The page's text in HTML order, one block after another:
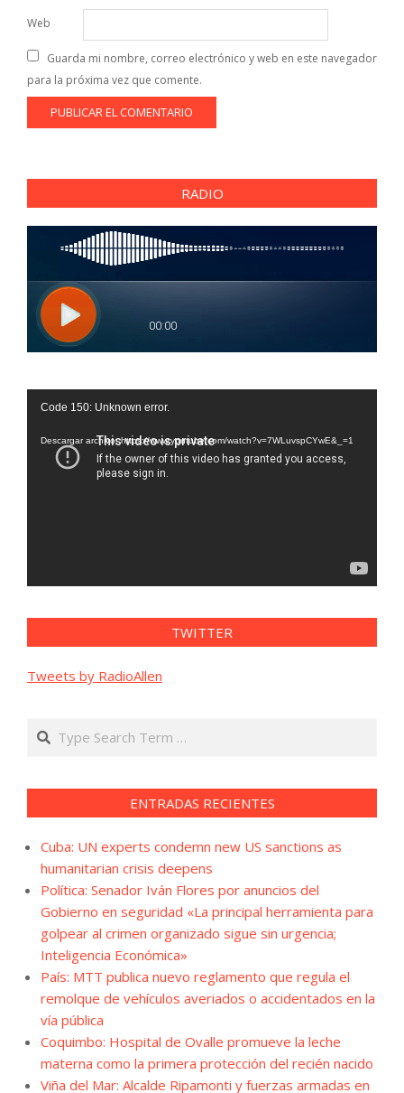
Web
Guarda mi nombre, correo electrónico y web en este navegador
para la próxima vez que comente.
RADIO
Reproductor
vídeo
Code 150: Unknown error.
Descargar archivo: https://www.youtube.com/watch?v=7WLuvspCYwE&_=1
TWITTER
Tweets by RadioAllen
Search
ENTRADAS RECIENTES
Cuba: UN experts condemn new US sanctions as
humanitarian crisis deepens
Política: Senador Iván Flores por anuncios del
Gobierno en seguridad «La principal herramienta para
golpear al crimen organizado sigue sin urgencia;
Inteligencia Económica»
País: MTT publica nuevo reglamento que regula el
remolque de vehículos averiados o accidentados en la
vía pública
Coquimbo: Hospital de Ovalle promueve la leche
materna como la primera protección del recién nacido
Viña del Mar: Alcalde Ripamonti y fuerzas armadas en